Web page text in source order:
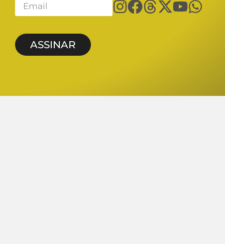
ASSINAR